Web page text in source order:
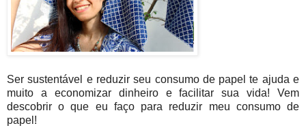
Ser sustentável e reduzir seu consumo de papel te ajuda e
muito a economizar dinheiro e facilitar sua vida! Vem
descobrir o que eu faço para reduzir meu consumo de
papel!